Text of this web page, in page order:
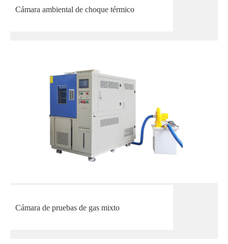
Cámara ambiental de choque térmico
Cámara de pruebas de gas mixto